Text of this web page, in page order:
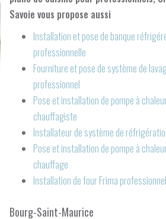
Savoie vous propose aussi
Installation et pose de banque
professionnelle
Fourniture et pose de système de
professionnel
Pose et installation de pompe à
chauffagiste
Installateur de système de
Pose et installation de pompe à
chauffage
Installation de four Frima professionnel
Bourg-Saint-Maurice